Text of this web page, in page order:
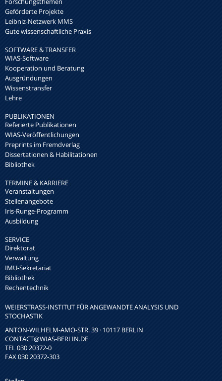
Geförderte Projekte
Leibniz-Netzwerk MMS
Gute wissenschaftliche Praxis
SOFTWARE & TRANSFER
WIAS-Software
Kooperation und Beratung
Ausgründungen
Wissenstransfer
Lehre
PUBLIKATIONEN
Referierte Publikationen
WIAS-Veröffentlichungen
Preprints im Fremdverlag
Dissertationen & Habilitationen
Bibliothek
TERMINE & KARRIERE
Veranstaltungen
Stellenangebote
Iris-Runge-Programm
Ausbildung
SERVICE
Direktorat
Verwaltung
IMU-Sekretariat
Bibliothek
Rechentechnik
WEIERSTRASS-INSTITUT FÜR ANGEWANDTE ANALYSIS UND S
TOCHASTIK
ANTON-WILHELM-AMO-STR. 39 · 10117 BERLIN
CONTACT@WIAS-BERLIN.DE
TEL 030 20372-0
FAX 030 20372-303